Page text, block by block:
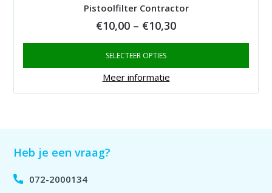
Pistoolfilter Contractor
€10,00 – €10,30Price
range:
€10,30
SELECTEER OPTIES
Meer informatie
Heb je een vraag?
072-2000134